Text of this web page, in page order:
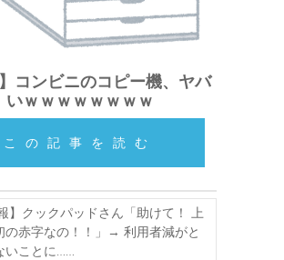
】コンビニのコピー機、ヤバ
いｗｗｗｗｗｗｗｗ
この記事を読む
】クックパッドさん「助けて！ 上
の赤字なの！！」→ 利用者減がと
いことに……